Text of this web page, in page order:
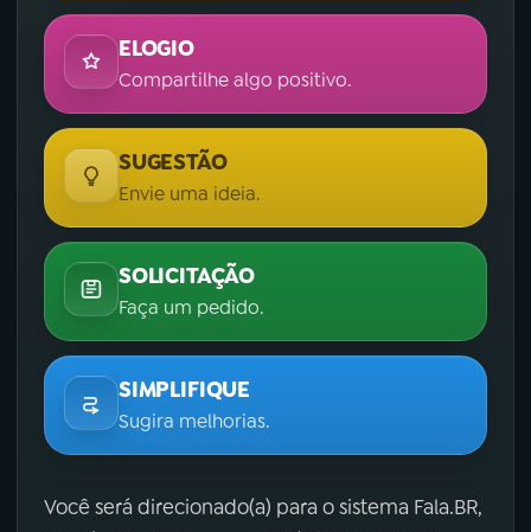
ELOGIO
Compartilhe algo positivo.
SUGESTÃO
Envie uma ideia.
SOLICITAÇÃO
Faça um pedido.
SIMPLIFIQUE
Sugira melhorias.
Você será direcionado(a) para o sistema Fala.BR,